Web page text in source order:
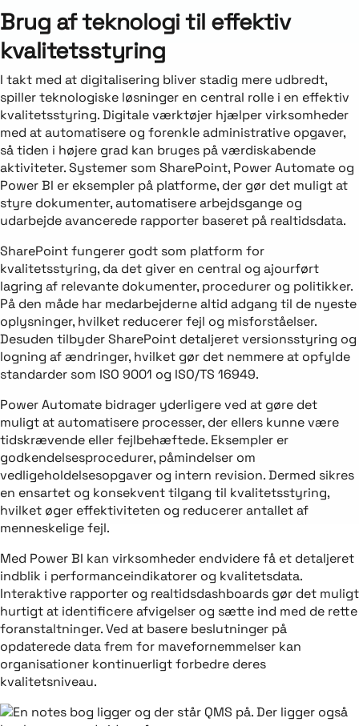
Brug af teknologi til effektiv
kvalitetsstyring
I takt med at digitalisering bliver stadig mere udbredt,
spiller teknologiske løsninger en central rolle i en effektiv
kvalitetsstyring. Digitale værktøjer hjælper virksomheder
med at automatisere og forenkle administrative opgaver,
så tiden i højere grad kan bruges på værdiskabende
aktiviteter. Systemer som SharePoint, Power Automate og
Power BI er eksempler på platforme, der gør det muligt at
styre dokumenter, automatisere arbejdsgange og
udarbejde avancerede rapporter baseret på realtidsdata.
SharePoint fungerer godt som platform for
kvalitetsstyring, da det giver en central og ajourført
lagring af relevante dokumenter, procedurer og politikker.
På den måde har medarbejderne altid adgang til de nyeste
oplysninger, hvilket reducerer fejl og misforståelser.
Desuden tilbyder SharePoint detaljeret versionsstyring og
logning af ændringer, hvilket gør det nemmere at opfylde
standarder som ISO 9001 og ISO/TS 16949.
Power Automate bidrager yderligere ved at gøre det
muligt at automatisere processer, der ellers kunne være
tidskrævende eller fejlbehæftede. Eksempler er
godkendelsesprocedurer, påmindelser om
vedligeholdelsesopgaver og intern revision. Dermed sikres
en ensartet og konsekvent tilgang til kvalitetsstyring,
hvilket øger effektiviteten og reducerer antallet af
menneskelige fejl.
Med Power BI kan virksomheder endvidere få et detaljeret
indblik i performanceindikatorer og kvalitetsdata.
Interaktive rapporter og realtidsdashboards gør det muligt
hurtigt at identificere afvigelser og sætte ind med de rette
foranstaltninger. Ved at basere beslutninger på
opdaterede data frem for mavefornemmelser kan
organisationer kontinuerligt forbedre deres
kvalitetsniveau.